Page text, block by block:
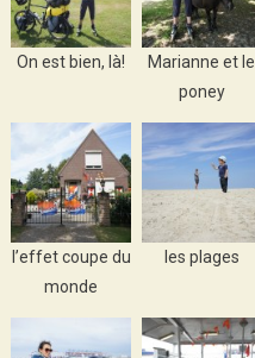
On est bien, là!
Marianne et le
poney
l’effet coupe du
monde
les plages